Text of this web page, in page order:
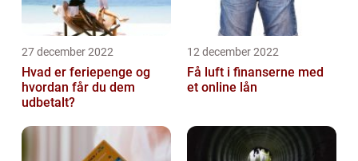
27 december 2022
Hvad er feriepenge og
hvordan får du dem
udbetalt?
12 december 2022
Få luft i finanserne med
et online lån